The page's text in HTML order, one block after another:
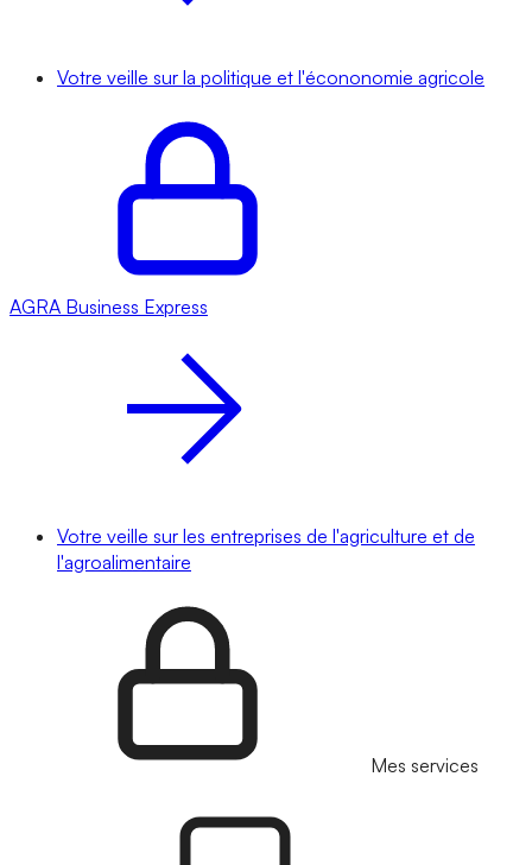
Votre veille sur la politique et l'écononomie agricole
AGRA Business Express
Votre veille sur les entreprises de l'agriculture et de
l'agroalimentaire
Mes services